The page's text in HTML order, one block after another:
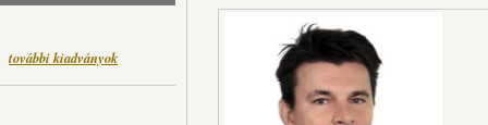
további kiadványok